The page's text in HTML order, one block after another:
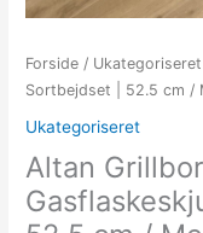
Forside / Ukategoriseret
Sortbejdset | 52.5 cm /
Ukategoriseret
Altan